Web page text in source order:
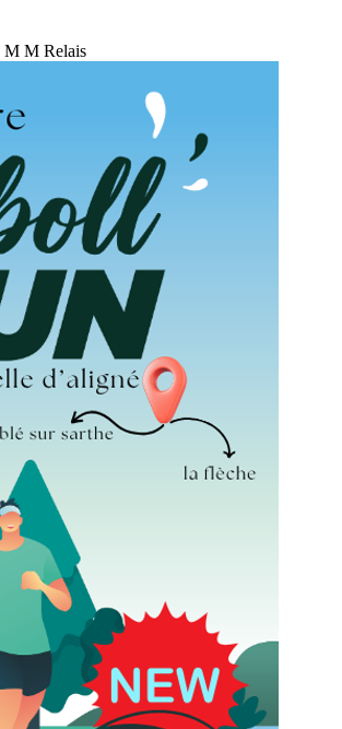
M M Relais